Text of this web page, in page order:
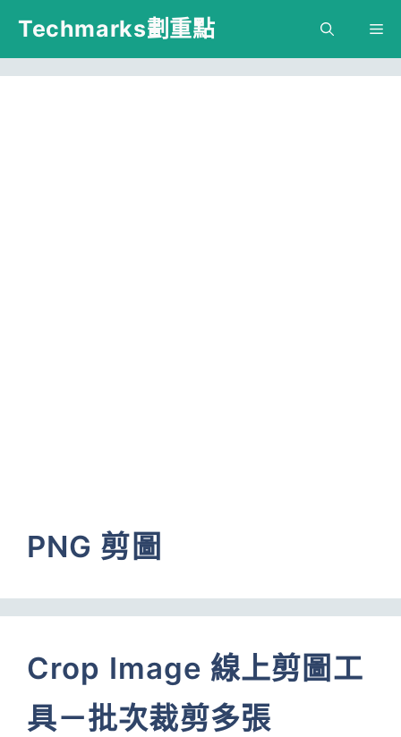
跳
主
Techmarks劃重點
PNG 剪圖
Crop Image 線上剪圖工
具－批次裁剪多張